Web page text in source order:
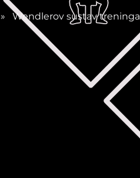
» Wendlerov sustav treninga